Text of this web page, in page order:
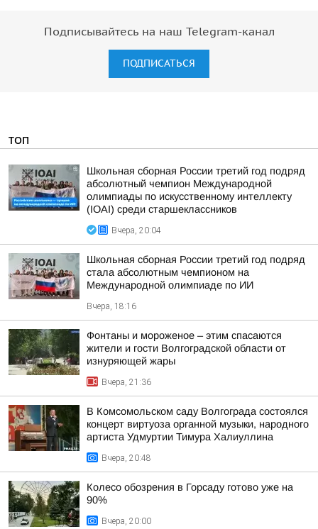
Подписывайтесь на наш Telegram-канал
ПОДПИСАТЬСЯ
ТОП
Школьная сборная России третий год подряд
абсолютный чемпион Международной
олимпиады по искусственному интеллекту
(IOAI) среди старшеклассников
Вчера, 20:04
Школьная сборная России третий год подряд
стала абсолютным чемпионом на
Международной олимпиаде по ИИ
Вчера, 18:16
Фонтаны и мороженое – этим спасаются
жители и гости Волгоградской области от
изнуряющей жары
Вчера, 21:36
В Комсомольском саду Волгограда состоялся
концерт виртуоза органной музыки, народного
артиста Удмуртии Тимура Халиуллина
Вчера, 20:48
Колесо обозрения в Горсаду готово уже на
90%
Вчера, 20:00